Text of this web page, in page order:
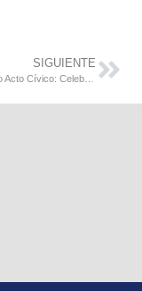
SIGUIENTE
Con hermoso Acto Cívico: Celebración del Día del Maestro